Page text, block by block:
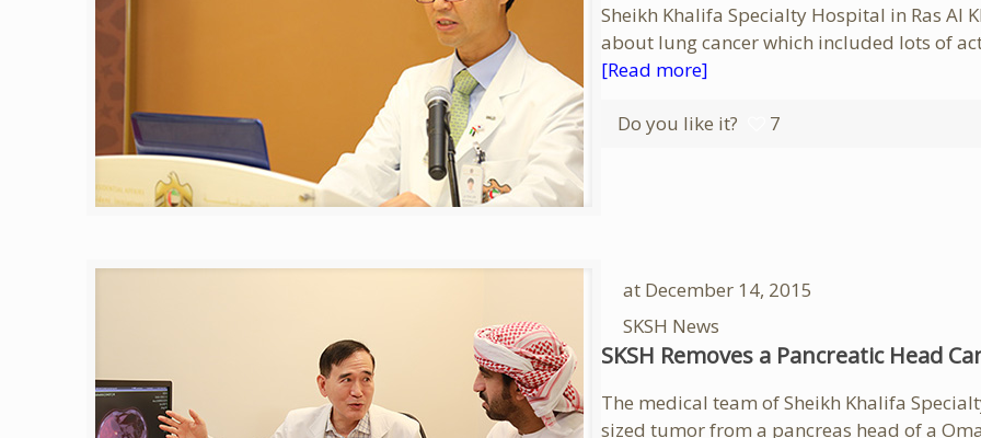
Sheikh Khalifa Specialty Hospital in Ras Al
about lung cancer which included lots of
[Read more]
Do you like it? 7
at December 14, 2015
SKSH News
SKSH Removes a Pancreatic Head
The medical team of Sheikh Khalifa
sized tumor from a pancreas head of a